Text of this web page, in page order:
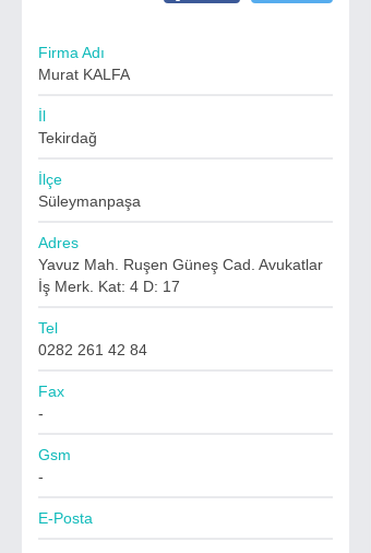
Firma Adı
Murat KALFA
İl
Tekirdağ
İlçe
Süleymanpaşa
Adres
Yavuz Mah. Ruşen Güneş Cad. Avukatlar
İş Merk. Kat: 4 D: 17
Tel
0282 261 42 84
Fax
-
Gsm
-
E-Posta